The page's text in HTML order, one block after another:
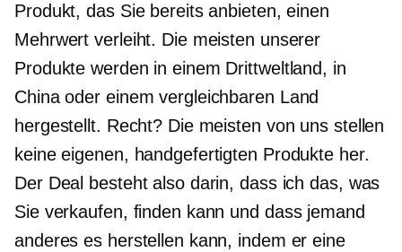
Produkt, das Sie bereits anbieten, einen
Mehrwert verleiht. Die meisten unserer
Produkte werden in einem Drittweltland, in
China oder einem vergleichbaren Land
hergestellt. Recht? Die meisten von uns stellen
keine eigenen, handgefertigten Produkte her.
Der Deal besteht also darin, dass ich das, was
Sie verkaufen, finden kann und dass jemand
anderes es herstellen kann, indem er eine